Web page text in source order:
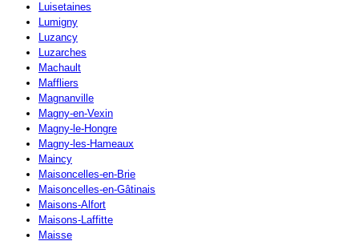
Luisetaines
Lumigny
Luzancy
Luzarches
Machault
Maffliers
Magnanville
Magny-en-Vexin
Magny-le-Hongre
Magny-les-Hameaux
Maincy
Maisoncelles-en-Brie
Maisoncelles-en-Gâtinais
Maisons-Alfort
Maisons-Laffitte
Maisse